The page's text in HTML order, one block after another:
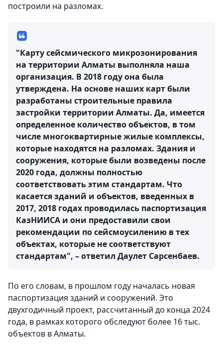
построили на разломах.
"Карту сейсмического микрозонирования
на территории Алматы выполняла наша
организация. В 2018 году она была
утверждена. На основе наших карт были
разработаны строительные правила
застройки территории Алматы. Да, имеется
определенное количество объектов, в том
числе многоквартирные жилые комплексы,
которые находятся на разломах. Здания и
сооружения, которые были возведены после
2020 года, должны полностью
соответствовать этим стандартам. Что
касается зданий и объектов, введенных в
2017, 2018 годах проводилась паспортизация
КазНИИСА и они предоставили свои
рекомендации по сейсмоусилению в тех
объектах, которые не соответствуют
стандартам", – ответил Даулет Сарсенбаев.
По его словам, в прошлом году началась новая
паспортизация зданий и сооружений. Это
двухгодичный проект, рассчитанный до конца 2024
года, в рамках которого обследуют более 16 тыс.
объектов в Алматы.